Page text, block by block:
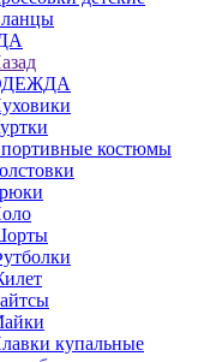
костюмы
купальные